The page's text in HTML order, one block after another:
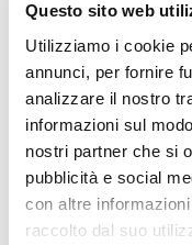
Questo sito web
Utilizziamo i cookie
annunci, per fornire
analizzare il nostro
informazioni sul
nostri partner che si
pubblicità e social
con altre
raccolto dal suo